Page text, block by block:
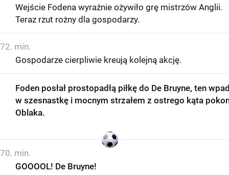
Wejście Fodena wyraźnie ożywiło grę mistrzów Anglii.
Teraz rzut rożny dla gospodarzy.
72. min.
Gospodarze cierpliwie kreują kolejną akcję.
Foden posłał prostopadłą piłkę do De Bruyne, ten
w szesnastkę i mocnym strzałem z ostrego kąta
Oblaka.
70. min.
GOOOOL! De Bruyne!